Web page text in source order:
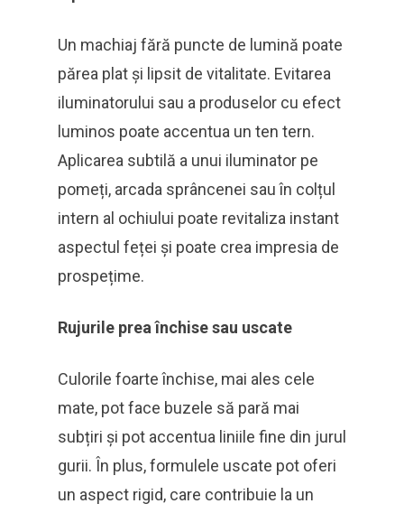
Un machiaj fără puncte de lumină poate
părea plat și lipsit de vitalitate. Evitarea
iluminatorului sau a produselor cu efect
luminos poate accentua un ten tern.
Aplicarea subtilă a unui iluminator pe
pomeți, arcada sprâncenei sau în colțul
intern al ochiului poate revitaliza instant
aspectul feței și poate crea impresia de
prospețime.
Rujurile prea închise sau uscate
Culorile foarte închise, mai ales cele
mate, pot face buzele să pară mai
subțiri și pot accentua liniile fine din jurul
gurii. În plus, formulele uscate pot oferi
un aspect rigid, care contribuie la un